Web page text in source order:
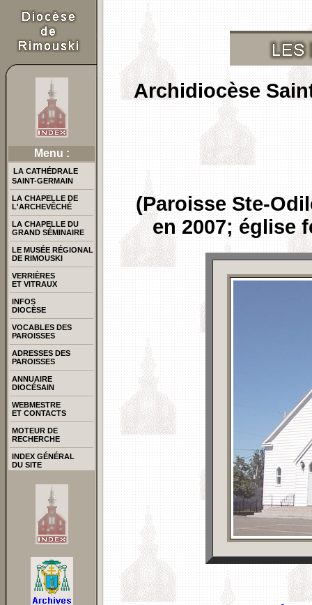
Menu :
LA CATHÉDRALE
SAINT-GERMAIN
LA CHAPELLE DE
L'ARCHEVÊCHÉ
LA CHAPELLE DU
GRAND SÉMINAIRE
LE MUSÉE RÉGIONAL
DE RIMOUSKI
VERRIÈRES
ET VITRAUX
INFOS
DIOCÈSE
VOCABLES DES
PAROISSES
ADRESSES DES
PAROISSES
ANNUAIRE
DIOCÉSAIN
WEBMESTRE
ET CONTACTS
MOTEUR DE
RECHERCHE
INDEX GÉNÉRAL
DU SITE
Archidiocèse
(Paroisse Ste-
en 2007; église